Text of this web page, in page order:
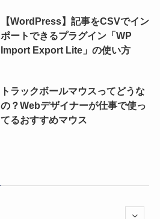
【WordPress】記事をCSVでイン
ポートできるプラグイン「WP
Import Export Lite」の使い方
トラックボールマウスってどうな
の？Webデザイナーが仕事で使っ
てるおすすめマウス